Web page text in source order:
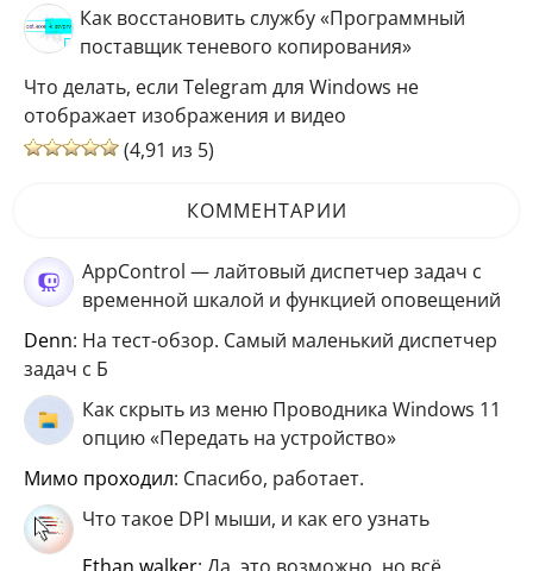
Как восстановить службу «Программный
поставщик теневого копирования»
Что делать, если Telegram для Windows не
отображает изображения и видео
(4,91 из 5)
КОММЕНТАРИИ
AppControl — лайтовый диспетчер задач с
временной шкалой и функцией оповещений
Denn: На тест-обзор. Самый маленький диспетчер
задач с Б
Как скрыть из меню Проводника Windows 11
опцию «Передать на устройство»
мимо проходил: Спасибо, работает.
Что такое DPI мыши, и как его узнать